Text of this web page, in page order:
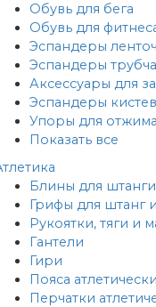
Обувь для бега
Обувь для
Эспандеры
Эспандеры
Аксессуары для
Эспандеры
Упоры для
Показать все
Блины для
Грифы для штанг
Рукоятки, тяги и
Гантели
Гири
Пояса
Перчатки